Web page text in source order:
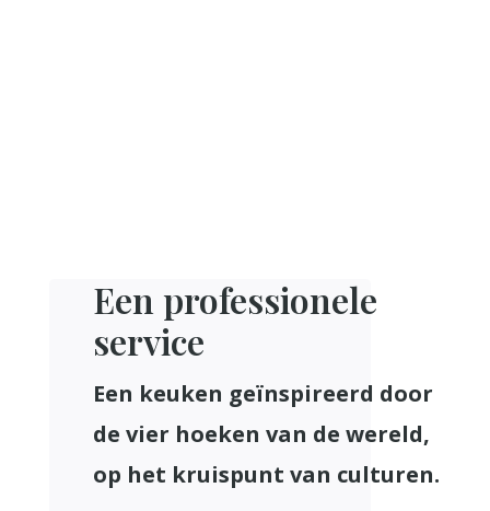
Een professionele
service
Een keuken geïnspireerd door
de vier hoeken van de wereld,
op het kruispunt van culturen.